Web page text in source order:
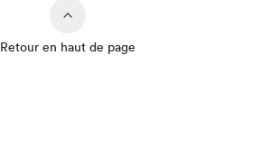
Retour en haut de page